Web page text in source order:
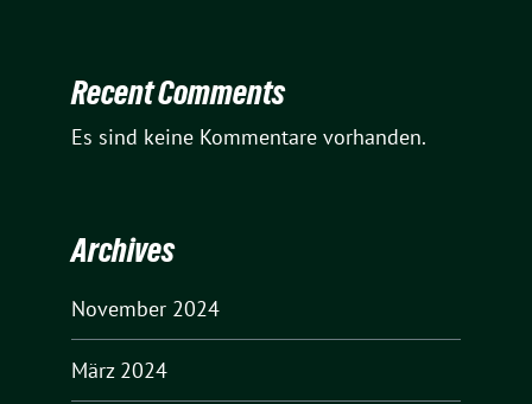
Recent Comments
Es sind keine Kommentare vorhanden.
Archives
November 2024
März 2024